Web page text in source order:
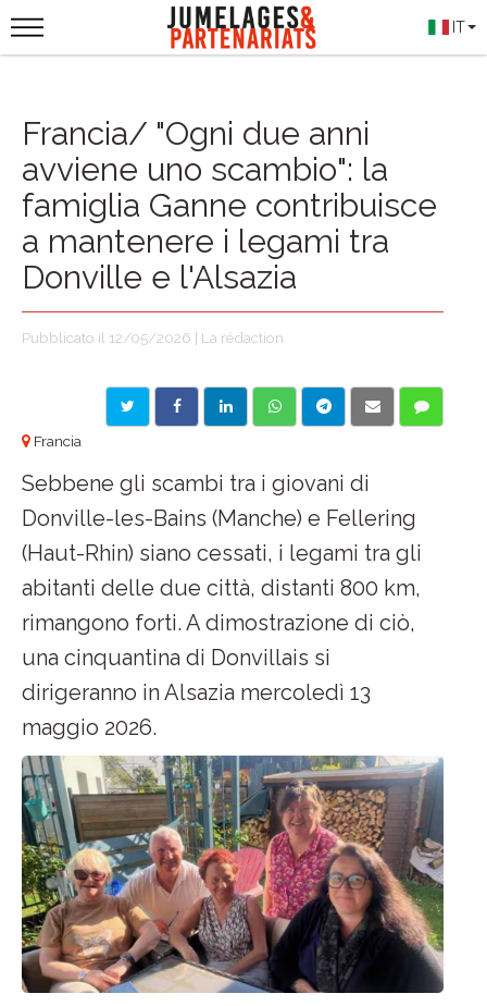
IT
Francia/ "Ogni due anni
avviene uno scambio": la
famiglia Ganne contribuisce
a mantenere i legami tra
Donville e l'Alsazia
Pubblicato il 12/05/2026 | La rédaction
Francia
Sebbene gli scambi tra i giovani di
Donville-les-Bains (Manche) e Fellering
(Haut-Rhin) siano cessati, i legami tra gli
abitanti delle due città, distanti 800 km,
rimangono forti. A dimostrazione di ciò,
una cinquantina di Donvillais si
dirigeranno in Alsazia mercoledì 13
maggio 2026.